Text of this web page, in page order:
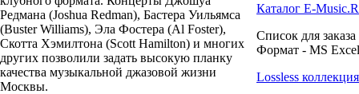
Редмана (Joshua Redman), Бастера Уильямса
(Buster Williams), Эла Фостера (Al Foster),
Скотта Хэмилтона (Scott Hamilton) и многих
других позволили задать высокую планку
качества музыкальной джазовой жизни
Москвы.
Каталог E-
Список для
Формат - MS
Lossless